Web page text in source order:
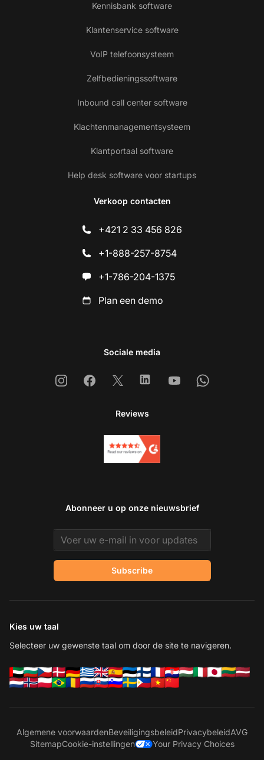
Kennisbank software
Klantenservice software
VoIP telefoonsysteem
Zelfbedieningssoftware
Inbound call center software
Klachtenmanagementsysteem
Klantportaal software
Help desk software voor startups
Verkoop contacten
+421 2 33 456 826
+1-888-257-8754
+1-786-204-1375
Plan een demo
Sociale media
InstagramFacebook
X LinkedinYoutubeWhatsapp
Reviews
Abonneer u op onze nieuwsbrief
Email address
Subscribe
Kies uw taal
Selecteer uw gewenste taal om door de site te navigeren.
Algemene voorwaardenBeveiligingsbeleidPrivacybeleidAVG
SitemapCookie-instellingen Your Privacy Choices